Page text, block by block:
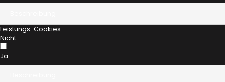
Leistungs-Cookies
Nicht
Ja